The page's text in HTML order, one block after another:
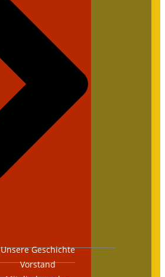
Unsere Geschichte
Vorstand